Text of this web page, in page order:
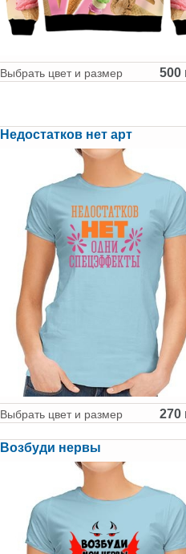
Выбрать цвет и размер 500
Недостатков нет арт
Выбрать цвет и размер 270
Возбуди нервы